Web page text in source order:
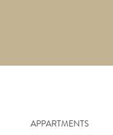
APPARTMENTS